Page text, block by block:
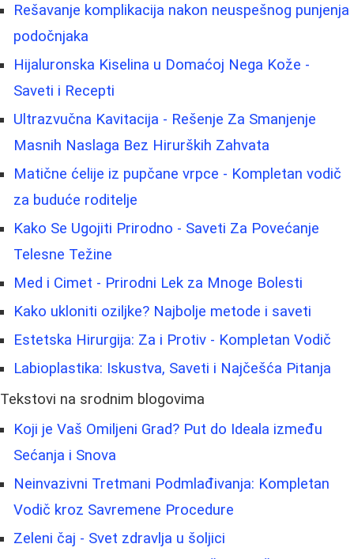
Rešavanje komplikacija nakon neuspešnog punjenja
podočnjaka
Hijaluronska Kiselina u Domaćoj Nega Kože -
Saveti i Recepti
Ultrazvučna Kavitacija - Rešenje Za Smanjenje
Masnih Naslaga Bez Hirurških Zahvata
Matične ćelije iz pupčane vrpce - Kompletan vodič
za buduće roditelje
Kako Se Ugojiti Prirodno - Saveti Za Povećanje
Telesne Težine
Med i Cimet - Prirodni Lek za Mnoge Bolesti
Kako ukloniti oziljke? Najbolje metode i saveti
Estetska Hirurgija: Za i Protiv - Kompletan Vodič
Labioplastika: Iskustva, Saveti i Najčešća Pitanja
Tekstovi na srodnim blogovima
Koji je Vaš Omiljeni Grad? Put do Ideala između
Sećanja i Snova
Neinvazivni Tretmani Podmlađivanja: Kompletan
Vodič kroz Savremene Procedure
Zeleni čaj - Svet zdravlja u šoljici